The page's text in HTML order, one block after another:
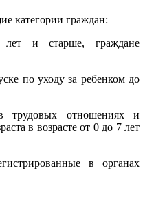
категории граждан:
и старше, граждане
по уходу за ребенком до
отношениях и
в возрасте от 0 до 7 лет
в органах